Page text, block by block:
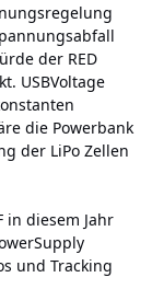
der RED
USBVoltage
die Powerbank
der LiPo Zellen
in diesem Jahr
und Tracking